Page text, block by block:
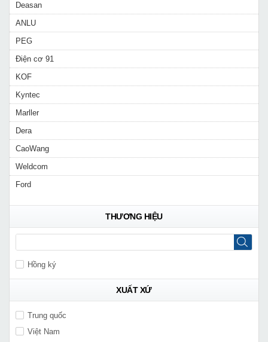
Deasan
ANLU
PEG
Điện cơ 91
KOF
Kyntec
Marller
Dera
CaoWang
Weldcom
Ford
THƯƠNG HIỆU
Hồng ký
XUẤT XỨ
Trung quốc
Việt Nam